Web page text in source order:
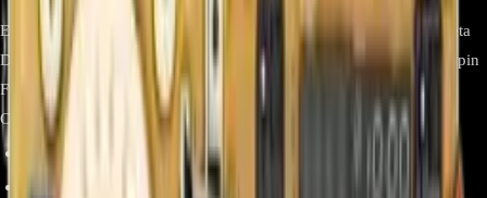
Especificación Detalle Marca LG Modelo EBR85194721 Tipo Tarjeta
Display (interfaz LCD) Conectores Flex cable FFC y conector multipin
Funciones Visualización de ciclos, tiempo y códigos de error
Compatibilidad Modelos compatibles
WD20VV2S6.ASSELAT
WD20WV2S6.ABWELAT